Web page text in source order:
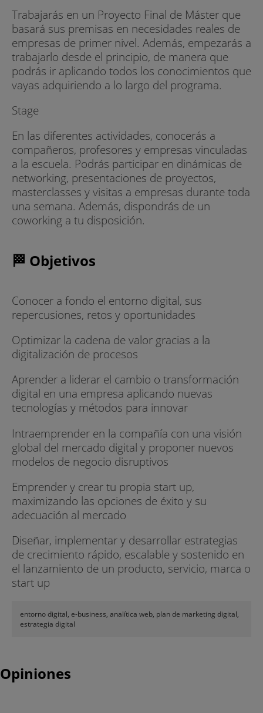
Trabajarás en un Proyecto Final de Máster que
basará sus premisas en necesidades reales de
empresas de primer nivel. Además, empezarás a
trabajarlo desde el principio, de manera que
podrás ir aplicando todos los conocimientos que
vayas adquiriendo a lo largo del programa.
Stage
En las diferentes actividades, conocerás a
compañeros, profesores y empresas vinculadas
a la escuela. Podrás participar en dinámicas de
networking, presentaciones de proyectos,
masterclasses y visitas a empresas durante toda
una semana. Además, dispondrás de un
coworking a tu disposición.
🏁 Objetivos
Conocer a fondo el entorno digital, sus
repercusiones, retos y oportunidades
Optimizar la cadena de valor gracias a la
digitalización de procesos
Aprender a liderar el cambio o transformación
digital en una empresa aplicando nuevas
tecnologías y métodos para innovar
Intraemprender en la compañía con una visión
global del mercado digital y proponer nuevos
modelos de negocio disruptivos
Emprender y crear tu propia start up,
maximizando las opciones de éxito y su
adecuación al mercado
Diseñar, implementar y desarrollar estrategias
de crecimiento rápido, escalable y sostenido en
el lanzamiento de un producto, servicio, marca o
start up
entorno digital, e-business, analítica web, plan de marketing digital,
estrategia digital
Opiniones